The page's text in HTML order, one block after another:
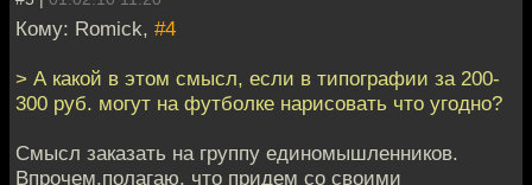
Кому: Romick, #4
> А какой в этом смысл, если в типографии за 200-
300 руб. могут на футболке нарисовать что угодно?
Смысл заказать на группу единомышленников.
Впрочем,полагаю, что придем со своими